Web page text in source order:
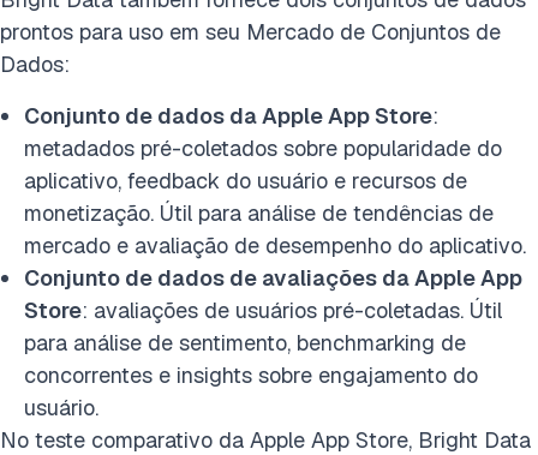
prontos para uso em seu Mercado de Conjuntos de
Dados:
Conjunto de dados da Apple App Store:
metadados pré-coletados sobre popularidade do
aplicativo, feedback do usuário e recursos de
monetização. Útil para análise de tendências de
mercado e avaliação de desempenho do aplicativo.
Conjunto de dados de avaliações da Apple App
Store: avaliações de usuários pré-coletadas. Útil
para análise de sentimento, benchmarking de
concorrentes e insights sobre engajamento do
usuário.
No teste comparativo da Apple App Store, Bright Data